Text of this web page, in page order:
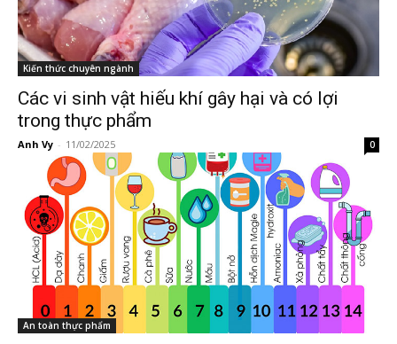
Kiến thức chuyên ngành
Các vi sinh vật hiếu khí gây hại và có lợi
trong thực phẩm
Anh Vy - 11/02/2025 0
An toàn thực phẩm